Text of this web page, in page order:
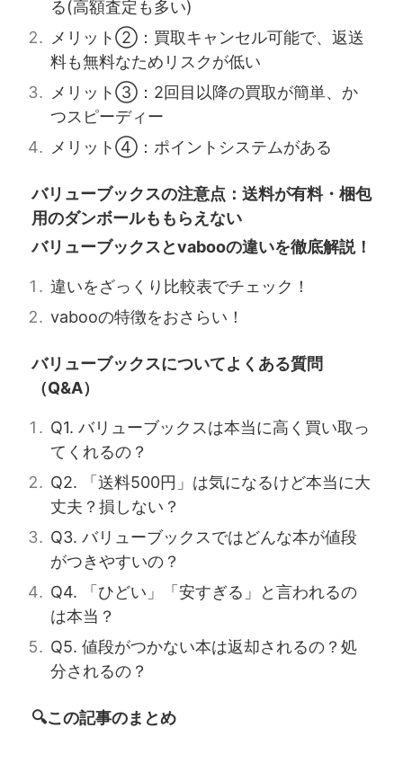
る(高額査定も多い)
メリット②：買取キャンセル可能で、返送
料も無料なためリスクが低い
メリット③：2回目以降の買取が簡単、か
つスピーディー
メリット④：ポイントシステムがある
バリューブックスの注意点：送料が有料・梱包
用のダンボールももらえない
バリューブックスとvabooの違いを徹底解説！
違いをざっくり比較表でチェック！
vabooの特徴をおさらい！
バリューブックスについてよくある質問
（Q&A）
Q1. バリューブックスは本当に高く買い取っ
てくれるの？
Q2. 「送料500円」は気になるけど本当に大
丈夫？損しない？
Q3. バリューブックスではどんな本が値段
がつきやすいの？
Q4. 「ひどい」「安すぎる」と言われるの
は本当？
Q5. 値段がつかない本は返却されるの？処
分されるの？
🔍この記事のまとめ